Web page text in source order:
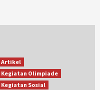
Artikel
Kegiatan Olimpiade
Kegiatan Sosial